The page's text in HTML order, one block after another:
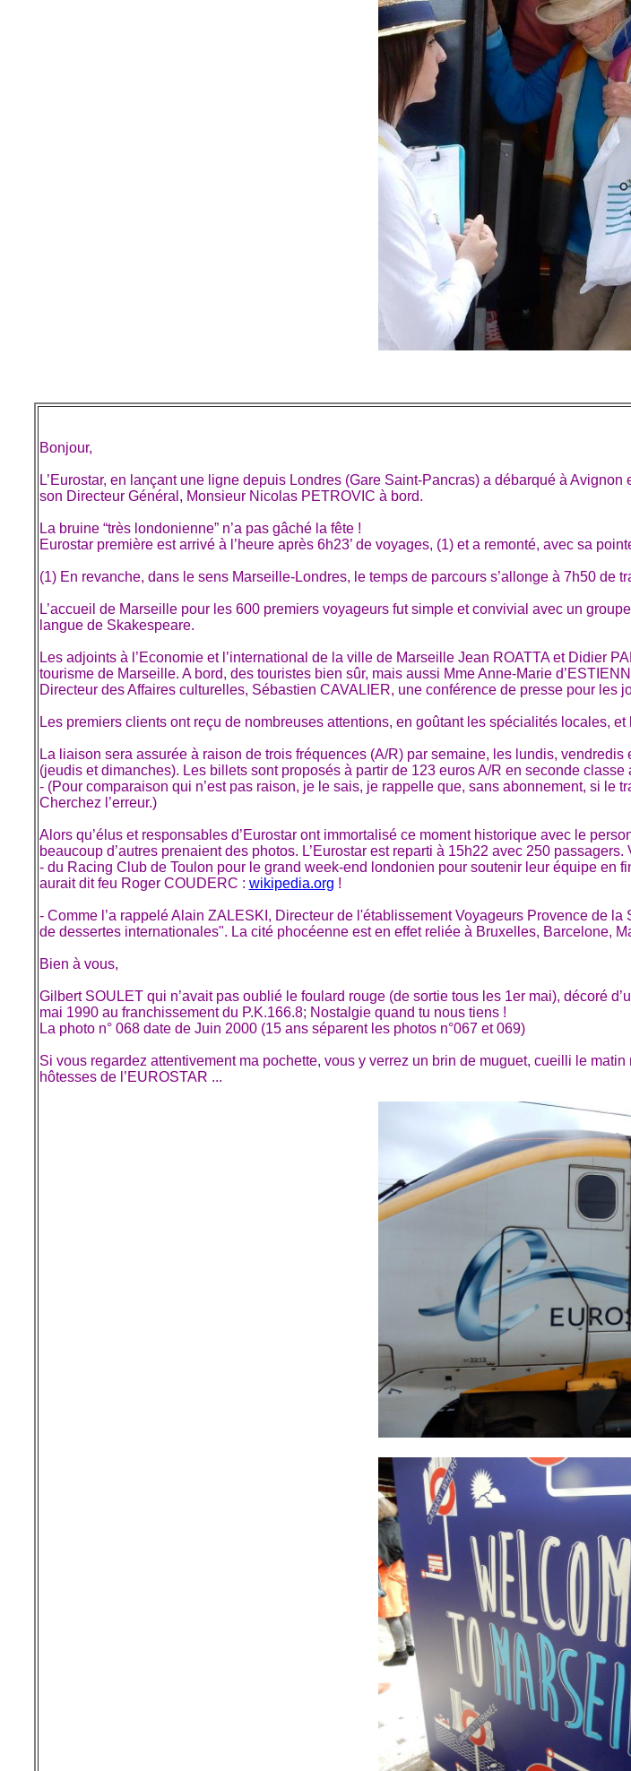
Bonjour,
L’Eurostar, en lançant une ligne depuis Londres (Gare Saint-Pancras) a débarqué à
son Directeur Général, Monsieur Nicolas PETROVIC à bord.
La bruine “très londonienne” n’a pas gâché la fête !
Eurostar première est arrivé à l’heure après 6h23’ de voyages, (1) et a remonté, avec sa
(1) En revanche, dans le sens Marseille-Londres, le temps de parcours s’allonge à 7h50 de
L’accueil de Marseille pour les 600 premiers voyageurs fut simple et convivial avec un
langue de Skakespeare.
Les adjoints à l’Economie et l’international de la ville de Marseille Jean ROATTA et Didier
tourisme de Marseille. A bord, des touristes bien sûr, mais aussi Mme Anne-Marie
Directeur des Affaires culturelles, Sébastien CAVALIER, une conférence de presse pour les
Les premiers clients ont reçu de nombreuses attentions, en goûtant les spécialités locales,
La liaison sera assurée à raison de trois fréquences (A/R) par semaine, les lundis,
(jeudis et dimanches). Les billets sont proposés à partir de 123 euros A/R en seconde
- (Pour comparaison qui n’est pas raison, je le sais, je rappelle que, sans abonnement, si
Cherchez l’erreur.)
Alors qu’élus et responsables d’Eurostar ont immortalisé ce moment historique avec le
beaucoup d’autres prenaient des photos. L’Eurostar est reparti à 15h22 avec 250
- du Racing Club de Toulon pour le grand week-end londonien pour soutenir leur équipe en
aurait dit feu Roger COUDERC : wikipedia.org !
- Comme l’a rappelé Alain ZALESKI, Directeur de l'établissement Voyageurs Provence de
de dessertes internationales". La cité phocéenne est en effet reliée à Bruxelles, Barcelone,
Bien à vous,
Gilbert SOULET qui n’avait pas oublié le foulard rouge (de sortie tous les 1er mai), décoré
mai 1990 au franchissement du P.K.166.8; Nostalgie quand tu nous tiens !
La photo n° 068 date de Juin 2000 (15 ans séparent les photos n°067 et 069)
Si vous regardez attentivement ma pochette, vous y verrez un brin de muguet, cueilli le
hôtesses de l’EUROSTAR ...